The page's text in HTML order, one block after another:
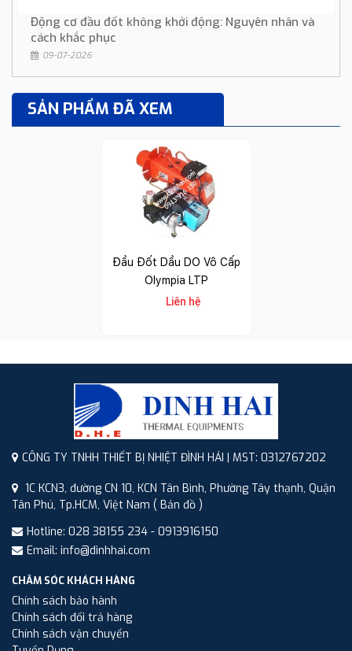
Động cơ đầu đốt không khởi động: Nguyên nhân và
cách khắc phục
09-07-2026
SẢN PHẨM ĐÃ XEM
Đầu Đốt Dầu DO Vô Cấp
Olympia LTP
Liên hệ
CÔNG TY TNHH THIẾT BỊ NHIỆT ĐÌNH HẢI | MST: 0312767202
1C KCN3, đường CN 10, KCN Tân Bình, Phường Tây thạnh, Quận
Tân Phú, Tp.HCM, Việt Nam ( Bản đồ )
Hotline: 028 38155 234 - 0913916150
Email: info@dinhhai.com
CHĂM SÓC KHÁCH HÀNG
Chính sách bảo hành
Chính sách đổi trả hàng
Chính sách vận chuyển